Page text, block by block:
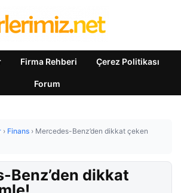
Firma Rehberi Çerez Politikası
Forum
› Finans › Mercedes-Benz’den dikkat çeken
Benz’den dikkat